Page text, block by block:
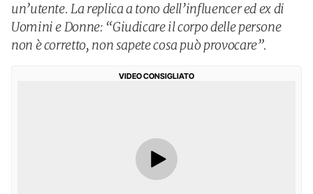
un’utente. La replica a tono dell’influencer ed ex di
Uomini e Donne: “Giudicare il corpo delle persone
non è corretto, non sapete cosa può provocare”.
VIDEO CONSIGLIATO